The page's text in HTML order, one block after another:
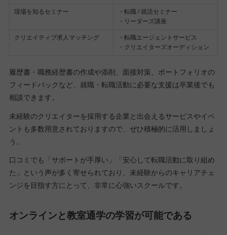
現場を知るセミナー
・転職 / 就活セミナー
・リーダーズ講座
クリエイティブ求人マッチング
・転職エージェントサービス
・クリエイターズオーディション
履歴書・職務経歴書の作成や添削、面接対策、ポートフォリオの
フィードバックなど、就職・転職活動に必要な支援は卒業後でも
相談できます。
未経験のクリエイターを採用する企業と出会えるサービスやイベ
ントも多数用意されておりますので、ぜひ積極的に活用しましょ
う。
口コミでも「サポートが手厚い」「安心して転職活動に取り組め
た」という声が多く寄せられており、未経験からのキャリアチェ
ンジを目指す方にとって、非常に心強いスクールです。
オンラインと教室通学の学習が可能である